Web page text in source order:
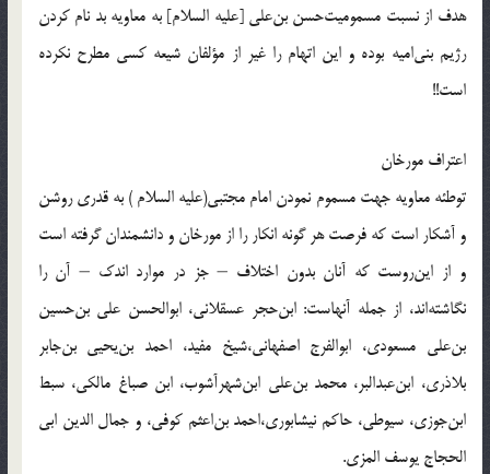
هدف از نسبت مسموميت‌حسن بن‌على [عليه السلام] به معاويه بد نام كردن
رژيم بنى‌اميه بوده و اين اتهام را غير از مؤلفان شيعه كسى مطرح نكرده
است!!
اعتراف مورخان
توطئه معاويه جهت مسموم نمودن امام مجتبى(علیه السلام )‌ به قدرى روشن
و آشكار است كه فرصت هر گونه انكار را از مورخان و دانشمندان گرفته است
و از اين‌روست كه آنان بدون اختلاف – جز در موارد اندك – آن را
نگاشته‌اند، از جمله آنهاست: ابن‌حجر عسقلانى، ابوالحسن على بن‌حسين
بن‌على مسعودى، ابوالفرج اصفهانى،شيخ مفيد، احمد بن‌يحيى بن‌جابر
بلاذري، ابن‌عبدالبر، محمد بن‌على ابن‌شهرآشوب، ابن صباغ مالكى، سبط
ابن‌جوزى، سيوطى، حاكم نيشابورى،احمد بن‌اعثم كوفى، و جمال الدين ابى
الحجاج يوسف المزى.